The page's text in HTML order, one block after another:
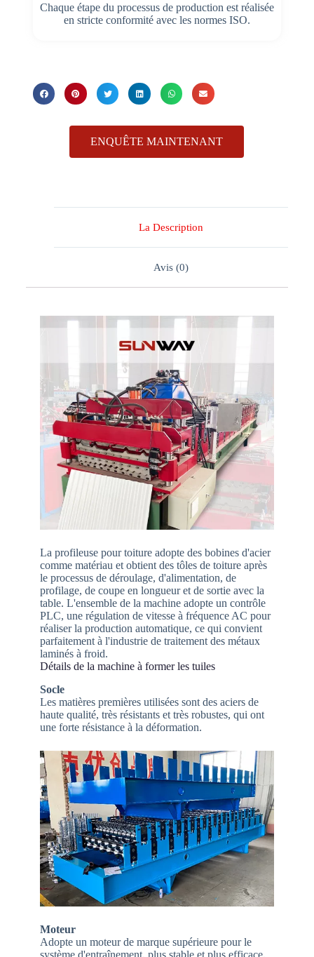
Chaque étape du processus de production est réalisée
en stricte conformité avec les normes ISO.
ENQUÊTE MAINTENANT
La Description
Avis (0)
La profileuse pour toiture adopte des bobines d'acier
comme matériau et obtient des tôles de toiture après
le processus de déroulage, d'alimentation, de
profilage, de coupe en longueur et de sortie avec la
table. L'ensemble de la machine adopte un contrôle
PLC, une régulation de vitesse à fréquence AC pour
réaliser la production automatique, ce qui convient
parfaitement à l'industrie de traitement des métaux
laminés à froid.
Détails de la machine à former les tuiles
Socle
Les matières premières utilisées sont des aciers de
haute qualité, très résistants et très robustes, qui ont
une forte résistance à la déformation.
Moteur
Adopte un moteur de marque supérieure pour le